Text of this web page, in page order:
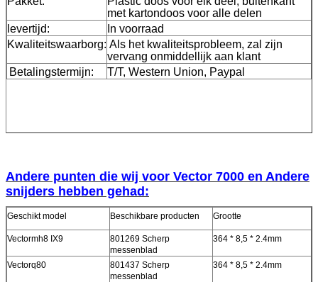
met kartondoos voor alle delen
levertijd:
In voorraad
Kwaliteitswaarborg: Als het kwaliteitsprobleem, zal zijn
vervang onmiddellijk aan klant
Betalingstermijn:
T/T, Western Union, Paypal
Andere punten die wij voor Vector 7000 en Andere
snijders hebben gehad:
Geschikt model Beschikbare producten Grootte
Vectormh8 IX9
801269 Scherp
messenblad
364 * 8,5 * 2.4mm
Vectorq80
801437 Scherp
messenblad
364 * 8,5 * 2.4mm